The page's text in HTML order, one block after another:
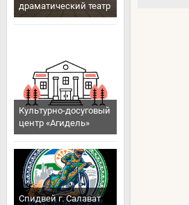
драматический театр
Культурно-досуговый
центр «Агидель»
Спидвей г. Салават